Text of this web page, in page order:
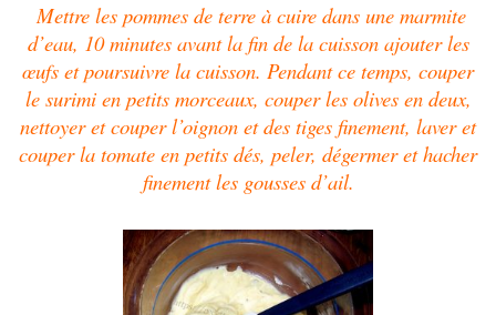
Mettre les pommes de terre à cuire dans une marmite
d’eau, 10 minutes avant la fin de la cuisson ajouter les
œufs et poursuivre la cuisson. Pendant ce temps, couper
le surimi en petits morceaux, couper les olives en deux,
nettoyer et couper l’oignon et des tiges finement, laver et
couper la tomate en petits dés, peler, dégermer et hacher
finement les gousses d’ail.